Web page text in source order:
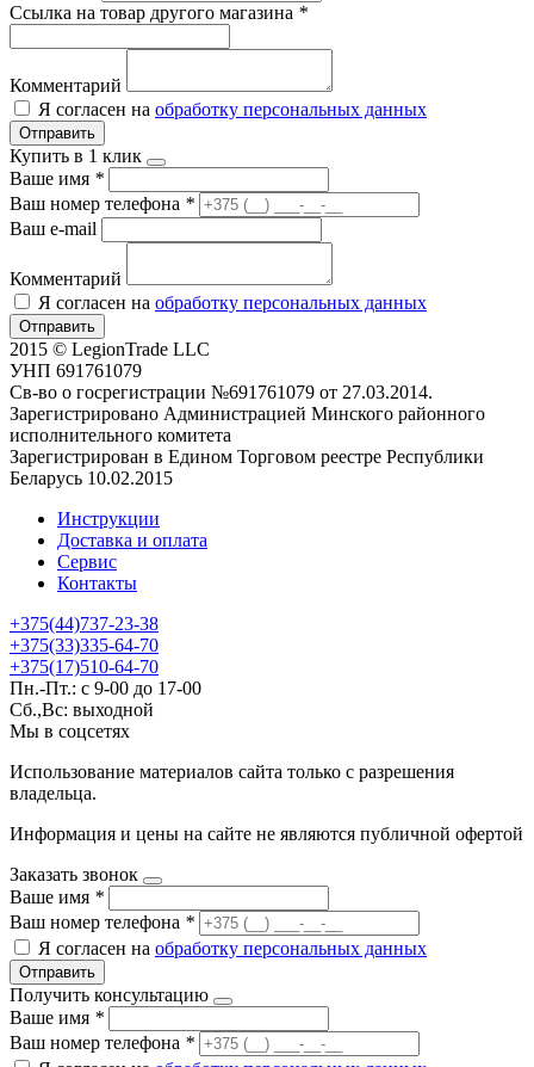
Ссылка на товар другого магазина *
Комментарий
Я согласен на обработку персональных данных
Отправить
Купить в 1 клик
Ваше имя *
Ваш номер телефона *
Ваш e-mail
Комментарий
Я согласен на обработку персональных данных
Отправить
2015 © LegionTrade LLC
УНП 691761079
Св-во о госрегистрации №691761079 от 27.03.2014.
Зарегистрировано Администрацией Минского районного
исполнительного комитета
Зарегистрирован в Едином Торговом реестре Республики
Беларусь 10.02.2015
Инструкции
Доставка и оплата
Сервис
Контакты
+375(44)737-23-38
+375(33)335-64-70
+375(17)510-64-70
Пн.-Пт.: с 9-00 до 17-00
Сб.,Вс: выходной
Мы в соцсетях
Использование материалов сайта только с разрешения
владельца.
Информация и цены на сайте не являются публичной офертой
Заказать звонок
Ваше имя *
Ваш номер телефона *
Я согласен на обработку персональных данных
Отправить
Получить консультацию
Ваше имя *
Ваш номер телефона *